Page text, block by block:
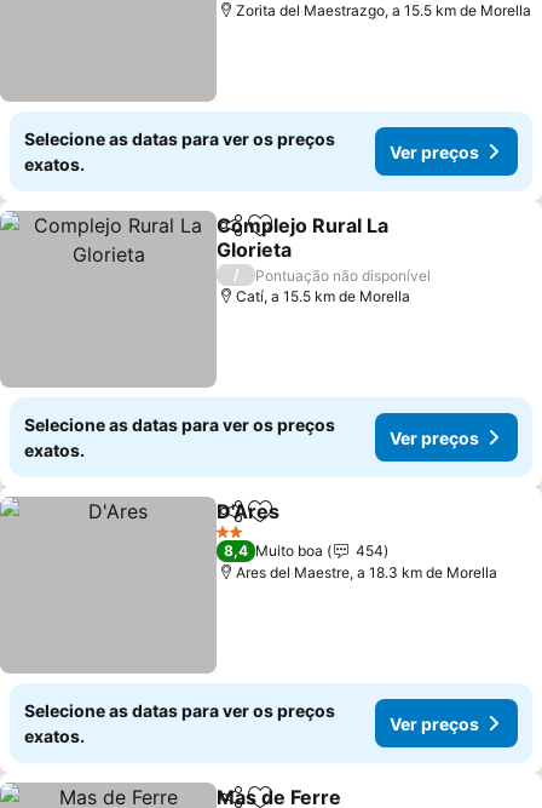
Zorita del Maestrazgo, a 15.5 km de Morella
Selecione as datas para ver os preços
exatos.
Ver preços
PartilharAdicionar aos favoritos
Complejo Rural La
Glorieta
/
Pontuação não disponível
Catí, a 15.5 km de Morella
Selecione as datas para ver os preços
exatos.
Ver preços
PartilharAdicionar aos favoritos
D'Ares
2 Estrelas
8,4 Muito boa
454
Ares del Maestre, a 18.3 km de Morella
Selecione as datas para ver os preços
exatos.
Ver preços
Mas de Ferre